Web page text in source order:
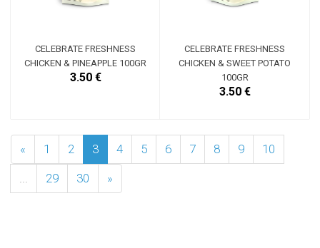
CELEBRATE FRESHNESS
CHICKEN & PINEAPPLE 100GR
3.50 €
CELEBRATE FRESHNESS
CHICKEN & SWEET POTATO
100GR
3.50 €
« 1 2 3 4 5 6 7 8 9 10
29 30 »